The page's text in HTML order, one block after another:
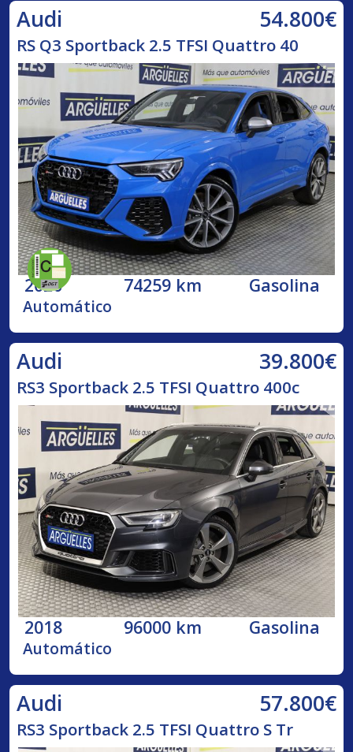
Audi 54.800€
RS Q3 Sportback 2.5 TFSI Quattro 40
2020 74259 km Gasolina
Automático
Audi 39.800€
RS3 Sportback 2.5 TFSI Quattro 400c
2018 96000 km Gasolina
Automático
Audi 57.800€
RS3 Sportback 2.5 TFSI Quattro S Tr